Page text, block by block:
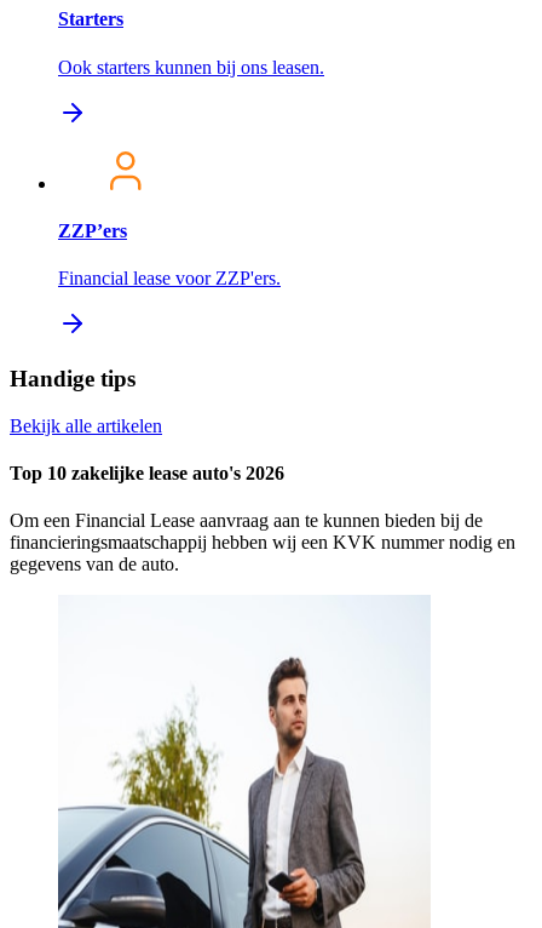
Starters
Ook starters kunnen bij ons leasen.
ZZP’ers
Financial lease voor ZZP'ers.
Handige tips
Bekijk alle artikelen
Top 10 zakelijke lease auto's 2026
Om een Financial Lease aanvraag aan te kunnen bieden bij de
financieringsmaatschappij hebben wij een KVK nummer nodig en
gegevens van de auto.